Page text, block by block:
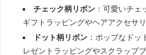
チェック柄リボン ：可愛いチェ
ギフトラッピングやヘアアクセサリ
ドット柄リボン ：ポップなド
レゼントラッピングやスクラップ